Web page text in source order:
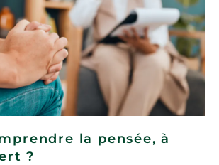
la pensée, à
?